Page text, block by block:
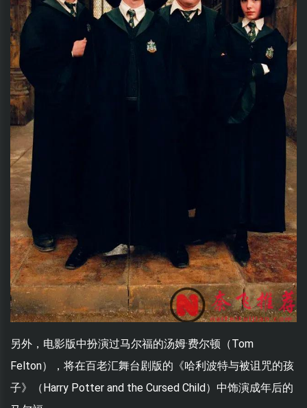
另外，电影版中扮演过马尔福的汤姆·费尔顿（Tom
Felton），将在百老汇舞台剧版的《哈利波特与被诅咒的孩
子》（Harry Potter and the Cursed Child）中饰演成年后的